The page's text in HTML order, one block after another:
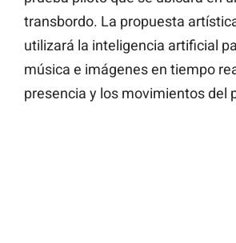
transbordo. La propuesta
utilizará la inteligencia artificial
música e imágenes en tiempo
presencia y los movimientos del